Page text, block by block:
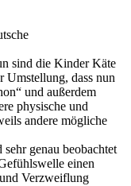
sind die Kinder Käte
Umstellung, dass nun
und außerdem
physische und
andere mögliche
genau beobachtet
einen
Verzweiflung